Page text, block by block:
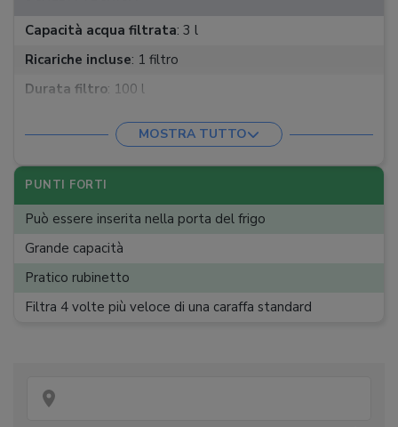
Capacità acqua filtrata: 3 l
Ricariche incluse: 1 filtro
Durata filtro: 100 l
MOSTRA TUTTO
PUNTI FORTI
Può essere inserita nella porta del frigo
Grande capacità
Pratico rubinetto
Filtra 4 volte più veloce di una caraffa standard